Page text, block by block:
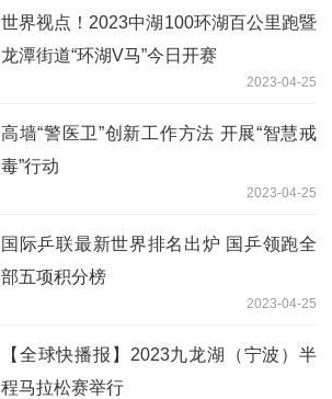
世界视点！2023中湖100环湖百公里跑暨
龙潭街道“环湖V马”今日开赛
2023-04-25
高墙“警医卫”创新工作方法 开展“智慧戒
毒”行动
2023-04-25
国际乒联最新世界排名出炉 国乒领跑全
部五项积分榜
2023-04-25
【全球快播报】2023九龙湖（宁波）半
程马拉松赛举行